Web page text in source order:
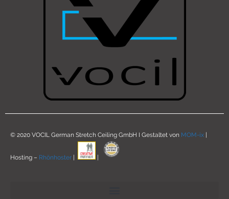
© 2020 VOCIL German Stretch Ceiling GmbH I Gestaltet von MOM-ix
Hosting – Rhönhoster